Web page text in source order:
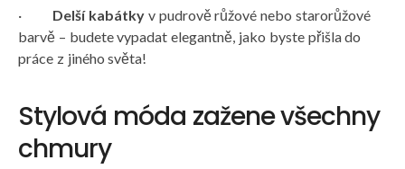
· Delší kabátky v pudrově růžové nebo starorůžové
barvě – budete vypadat elegantně, jako byste přišla do
práce z jiného světa!
Stylová móda zažene všechny
chmury